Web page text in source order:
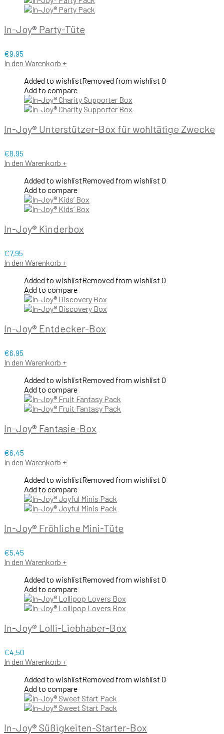
In-Joy® Party-Tüte
€9,95
In den Warenkorb +
Added to wishlistRemoved from wishlist 0
Add to compare
In-Joy® Unterstützer-Box für wohltätige Zwecke
€8,95
In den Warenkorb +
Added to wishlistRemoved from wishlist 0
Add to compare
In-Joy® Kinderbox
€7,95
In den Warenkorb +
Added to wishlistRemoved from wishlist 0
Add to compare
In-Joy® Entdecker-Box
€6,95
In den Warenkorb +
Added to wishlistRemoved from wishlist 0
Add to compare
In-Joy® Fantasie-Box
€6,45
In den Warenkorb +
Added to wishlistRemoved from wishlist 0
Add to compare
In-Joy® Fröhliche Mini-Tüte
€5,45
In den Warenkorb +
Added to wishlistRemoved from wishlist 0
Add to compare
In-Joy® Lolli-Liebhaber-Box
€4,50
In den Warenkorb +
Added to wishlistRemoved from wishlist 0
Add to compare
In-Joy® Süßigkeiten-Starter-Box